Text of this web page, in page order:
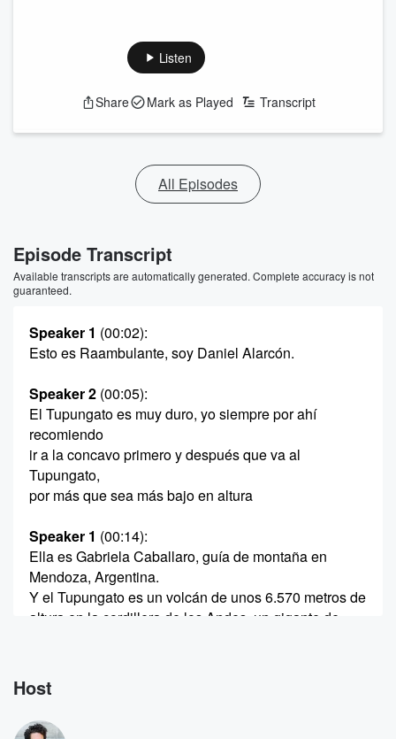
Listen
Share Mark as Played Transcript
All Episodes
Episode Transcript
Available transcripts are automatically generated. Complete accuracy is not
guaranteed.
Speaker 1 (00:02):
Esto es Raambulante, soy Daniel Alarcón.
Speaker 2 (00:05):
El Tupungato es muy duro, yo siempre por ahí
recomiendo
ir a la concavo primero y después que va al
Tupungato,
por más que sea más bajo en altura
Speaker 1 (00:14):
Ella es Gabriela Caballaro, guía de montaña en
Mendoza, Argentina.
Y el Tupungato es un volcán de unos 6.570 metros de
altura en la cordillera de los Andes, un gigante de
Speaker 2
estamos solos, mirada alrededor... kilómetros a la
Host